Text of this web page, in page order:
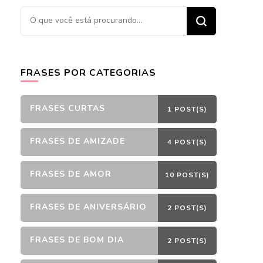
Procurando
algo?
FRASES POR CATEGORIAS
FRASES CURTAS 1 POST(S)
FRASES DE AMIZADE 4 POST(S)
FRASES DE AMOR 10 POST(S)
FRASES DE ANIVERSÁRIO 2 POST(S)
FRASES DE BOM DIA 2 POST(S)